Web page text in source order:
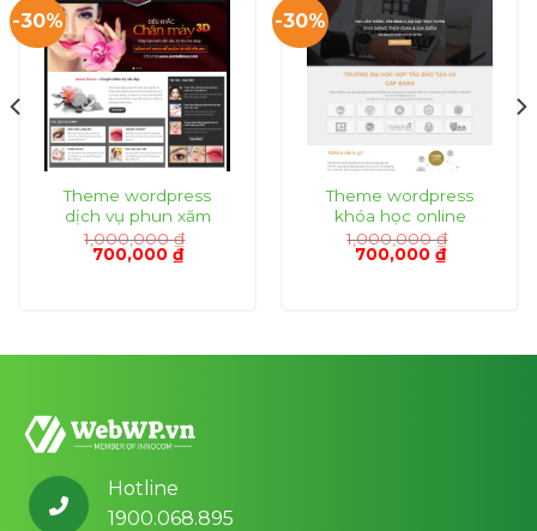
-30%
Theme wordpress
dịch vụ phun xăm
1,000,000₫
Giá
700,000 ₫Giá
hiện
-30%
Theme wordpress
khóa học online
1,000,000₫
Giá
700,000 ₫Giá
hiện
Hotline
1900.068.895